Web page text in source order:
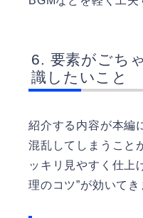
要素がごち
識したいこと
紹介する内容が本編
混乱してしまうこと
ッキリ見やすく仕上
理のコツ”が効いてき